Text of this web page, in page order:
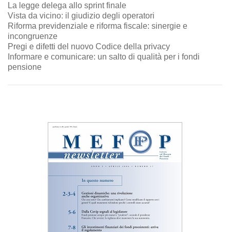
La legge delega allo sprint finale
Vista da vicino: il giudizio degli operatori
Riforma previdenziale e riforma fiscale: sinergie e
incongruenze
Pregi e difetti del nuovo Codice della privacy
Informare e comunicare: un salto di qualità per i fondi
pensione